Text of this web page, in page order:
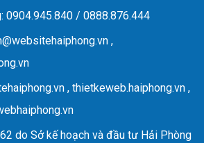
: 0904.945.840 / 0888.876.444
,
, thietkeweb.haiphong.vn ,
do Sở kế hoạch và đầu tư Hải Phòng